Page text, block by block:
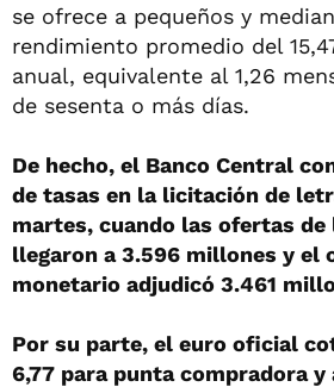
se ofrece a pequeños y
rendimiento promedio del
anual, equivalente al 1,26
de sesenta o más días.
De hecho, el Banco Central
de tasas en la licitación de
martes, cuando las ofertas de
llegaron a 3.596 millones y el
monetario adjudicó 3.461
Por su parte, el euro oficial
6,77 para punta compradora y